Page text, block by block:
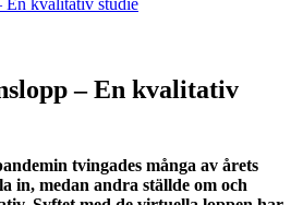
– En kvalitativ
tvingades många av årets
in, medan andra ställde om och